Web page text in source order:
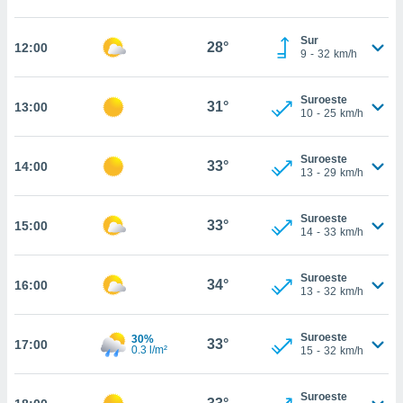
seguir
coste.
botón
a la
todas
nos
y análisis
como
y
en
12:00 28°
Sur
9 - 32 km/h
13:00 31°
Suroeste
10 - 25 km/h
14:00 33°
Suroeste
13 - 29 km/h
15:00 33°
Suroeste
14 - 33 km/h
16:00 34°
Suroeste
13 - 32 km/h
17:00
30%
0.3 l/m²
33°
Suroeste
15 - 32 km/h
Suroeste